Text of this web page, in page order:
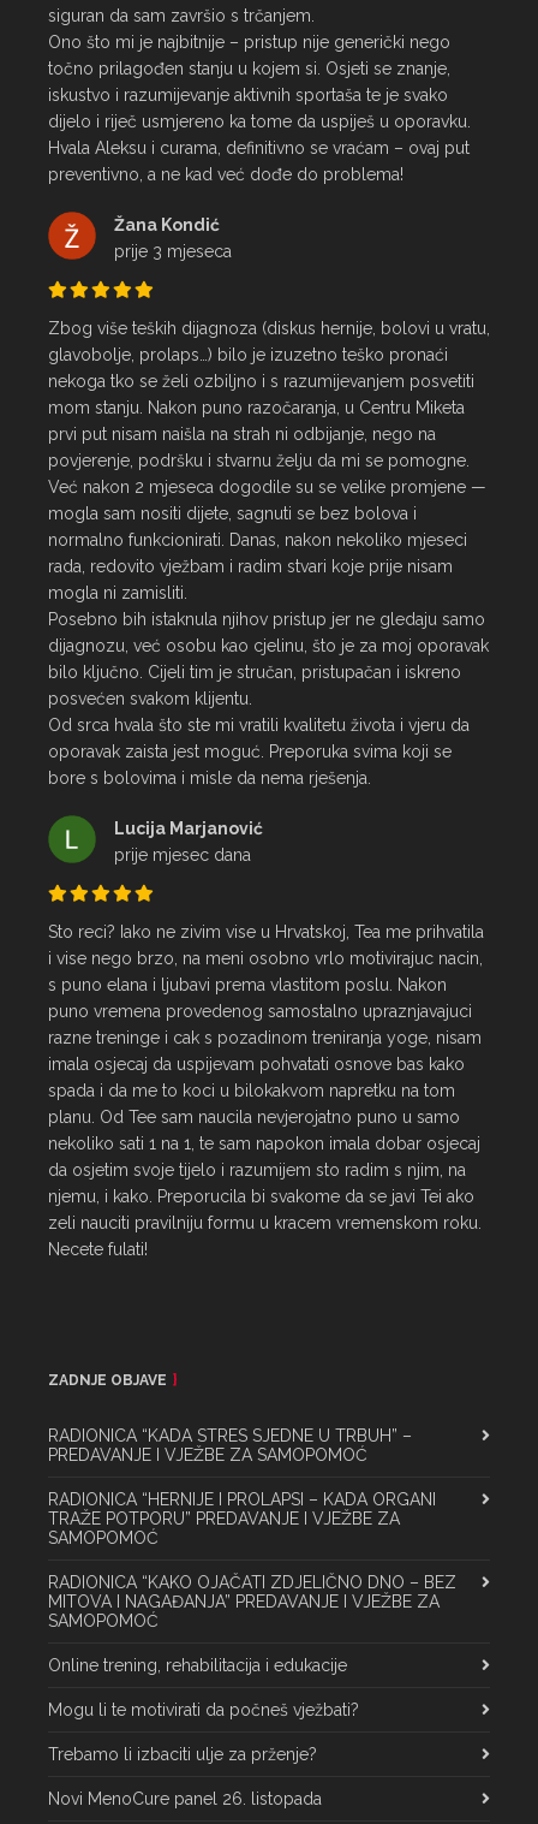
siguran da sam završio s trčanjem.
Ono što mi je najbitnije – pristup nije generički nego
točno prilagođen stanju u kojem si. Osjeti se znanje,
iskustvo i razumijevanje aktivnih sportaša te je svako
dijelo i riječ usmjereno ka tome da uspiješ u oporavku.
Hvala Aleksu i curama, definitivno se vraćam – ovaj put
preventivno, a ne kad već dođe do problema!
Žana Kondić
prije 3 mjeseca
Zbog više teških dijagnoza (diskus hernije, bolovi u vratu,
glavobolje, prolaps…) bilo je izuzetno teško pronaći
nekoga tko se želi ozbiljno i s razumijevanjem posvetiti
mom stanju. Nakon puno razočaranja, u Centru Miketa
prvi put nisam naišla na strah ni odbijanje, nego na
povjerenje, podršku i stvarnu želju da mi se pomogne.
Već nakon 2 mjeseca dogodile su se velike promjene —
mogla sam nositi dijete, sagnuti se bez bolova i
normalno funkcionirati. Danas, nakon nekoliko mjeseci
rada, redovito vježbam i radim stvari koje prije nisam
mogla ni zamisliti.
Posebno bih istaknula njihov pristup jer ne gledaju samo
dijagnozu, već osobu kao cjelinu, što je za moj oporavak
bilo ključno. Cijeli tim je stručan, pristupačan i iskreno
posvećen svakom klijentu.
Od srca hvala što ste mi vratili kvalitetu života i vjeru da
oporavak zaista jest moguć. Preporuka svima koji se
bore s bolovima i misle da nema rješenja.
Lucija Marjanović
prije mjesec dana
Sto reci? Iako ne zivim vise u Hrvatskoj, Tea me prihvatila
i vise nego brzo, na meni osobno vrlo motivirajuc nacin,
s puno elana i ljubavi prema vlastitom poslu. Nakon
puno vremena provedenog samostalno upraznjavajuci
razne treninge i cak s pozadinom treniranja yoge, nisam
imala osjecaj da uspijevam pohvatati osnove bas kako
spada i da me to koci u bilokakvom napretku na tom
planu. Od Tee sam naucila nevjerojatno puno u samo
nekoliko sati 1 na 1, te sam napokon imala dobar osjecaj
da osjetim svoje tijelo i razumijem sto radim s njim, na
njemu, i kako. Preporucila bi svakome da se javi Tei ako
zeli nauciti pravilniju formu u kracem vremenskom roku.
Necete fulati!
ZADNJE OBJAVE
RADIONICA “KADA STRES SJEDNE U TRBUH” –
PREDAVANJE I VJEŽBE ZA SAMOPOMOĆ
RADIONICA “HERNIJE I PROLAPSI – KADA ORGANI
TRAŽE POTPORU” PREDAVANJE I VJEŽBE ZA
SAMOPOMOĆ
RADIONICA “KAKO OJAČATI ZDJELIČNO DNO – BEZ
MITOVA I NAGAĐANJA” PREDAVANJE I VJEŽBE ZA
SAMOPOMOĆ
Online trening, rehabilitacija i edukacije
Mogu li te motivirati da počneš vježbati?
Trebamo li izbaciti ulje za prženje?
Novi MenoCure panel 26. listopada